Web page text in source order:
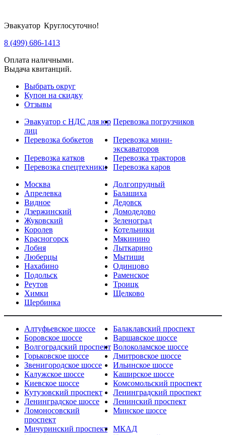
Эвакуатор Круглосуточно!
8 (499) 686-1413
Оплата наличными.
Выдача квитанций.
Выбрать округ
Купон на скидку
Отзывы
Эвакуатор с НДС для юр
лиц
Перевозка погрузчиков
Перевозка бобкетов
Перевозка мини-
экскаваторов
Перевозка катков
Перевозка тракторов
Перевозка спецтехники
Перевозка каров
Москва
Долгопрудный
Апрелевка
Балашиха
Видное
Дедовск
Дзержинский
Домодедово
Жуковский
Зеленоград
Королев
Котельники
Красногорск
Мякинино
Лобня
Лыткарино
Люберцы
Мытищи
Нахабино
Одинцово
Подольск
Раменское
Реутов
Троицк
Химки
Щелково
Щербинка
Алтуфьевское шоссе
Балаклавский проспект
Боровское шоссе
Варшавское шоссе
Волгоградский проспект Волоколамское шоссе
Горьковское шоссе
Дмитровское шоссе
Звенигородское шоссе
Ильинское шоссе
Калужское шоссе
Каширское шоссе
Киевское шоссе
Комсомольский проспект
Кутузовский проспект
Ленинградский проспект
Ленинградское шоссе
Ленинский проспект
Ломоносовский
проспект
Минское шоссе
Мичуринский проспект
МКАД